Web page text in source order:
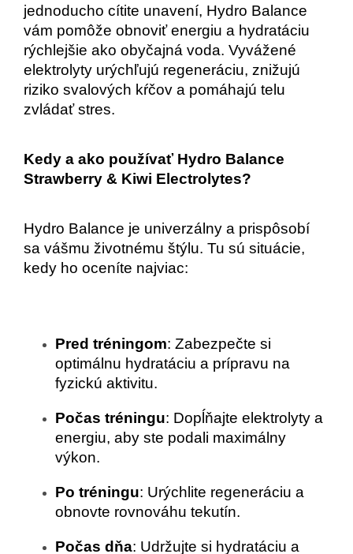
jednoducho cítite unavení, Hydro Balance
vám pomôže obnoviť energiu a hydratáciu
rýchlejšie ako obyčajná voda. Vyvážené
elektrolyty urýchľujú regeneráciu, znižujú
riziko svalových kŕčov a pomáhajú telu
zvládať stres.
Kedy a ako používať Hydro Balance
Strawberry & Kiwi Electrolytes?
Hydro Balance je univerzálny a prispôsobí
sa vášmu životnému štýlu. Tu sú situácie,
kedy ho oceníte najviac:
Pred tréningom: Zabezpečte si
optimálnu hydratáciu a prípravu na
fyzickú aktivitu.
Počas tréningu: Dopĺňajte elektrolyty a
energiu, aby ste podali maximálny
výkon.
Po tréningu: Urýchlite regeneráciu a
obnovte rovnováhu tekutín.
Počas dňa: Udržujte si hydratáciu a